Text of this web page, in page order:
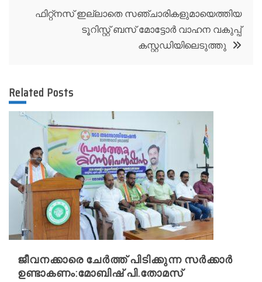
ഫിറ്റ്നസ് ഇല്ലാതെ സഞ്ചാരികളുമായെത്തിയ
ടൂറിസ്റ്റ് ബസ് മോട്ടോർ വാഹന വകുപ്പ്
കസ്റ്റഡിയിലെടുത്തു
Related Posts
ജീവനക്കാരെ ചേർത്ത് പിടിക്കുന്ന സർക്കാർ
ഉണ്ടാകണം:മോബിഷ് പി.തോമസ്